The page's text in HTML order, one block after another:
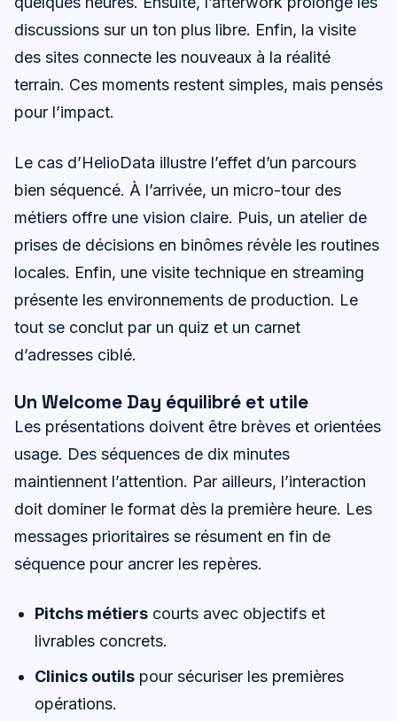
discussions sur un ton plus libre. Enfin, la visite
des sites connecte les nouveaux à la réalité
terrain. Ces moments restent simples, mais pensés
pour l’impact.
Le cas d’HelioData illustre l’effet d’un parcours
bien séquencé. À l’arrivée, un micro-tour des
métiers offre une vision claire. Puis, un atelier de
prises de décisions en binômes révèle les routines
locales. Enfin, une visite technique en streaming
présente les environnements de production. Le
tout se conclut par un quiz et un carnet
d’adresses ciblé.
Un Welcome Day équilibré et utile
Les présentations doivent être brèves et orientées
usage. Des séquences de dix minutes
maintiennent l’attention. Par ailleurs, l’interaction
doit dominer le format dès la première heure. Les
messages prioritaires se résument en fin de
séquence pour ancrer les repères.
Pitchs métiers courts avec objectifs et
livrables concrets.
Clinics outils pour sécuriser les premières
opérations.